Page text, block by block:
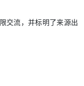
交流，并标明了来源出